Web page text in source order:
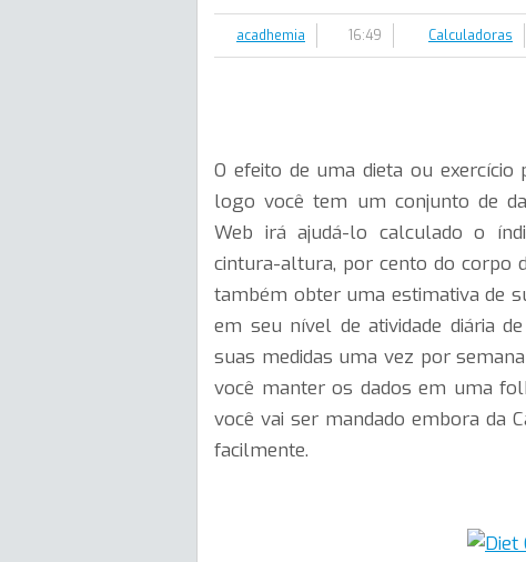
acadhemia 16:49 Calculadoras
O efeito de uma dieta ou exercício
logo você tem um conjunto de
Web irá ajudá-lo calculado o
cintura-altura, por cento do corpo
também obter uma estimativa de
em seu nível de atividade diária
suas medidas uma vez por
você manter os dados em uma
você vai ser mandado embora da
facilmente.